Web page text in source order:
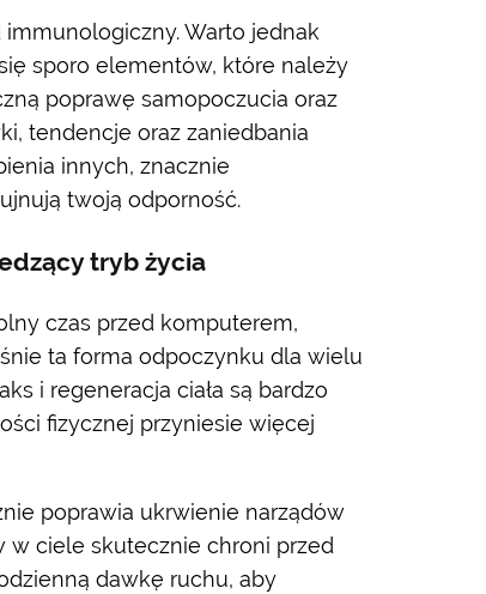
Warto jednak
sporo elementów, które należy
poprawę samopoczucia oraz
tendencje oraz zaniedbania
innych, znacznie
twoją odporność.
tryb życia
czas przed komputerem,
ta forma odpoczynku dla wielu
i regeneracja ciała są bardzo
fizycznej przyniesie więcej
poprawia ukrwienie narządów
w ciele skutecznie chroni przed
dawkę ruchu, aby